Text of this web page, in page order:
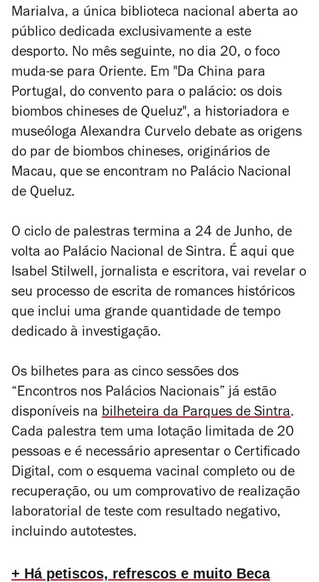
Marialva, a única biblioteca nacional aberta ao
público dedicada exclusivamente a este
desporto. No mês seguinte, no dia 20, o foco
muda-se para Oriente. Em "Da China para
Portugal, do convento para o palácio: os dois
biombos chineses de Queluz", a historiadora e
museóloga Alexandra Curvelo debate as origens
do par de biombos chineses, originários de
Macau, que se encontram no Palácio Nacional
de Queluz.
O ciclo de palestras termina a 24 de Junho, de
volta ao Palácio Nacional de Sintra. É aqui que
Isabel Stilwell, jornalista e escritora, vai revelar o
seu processo de escrita de romances históricos
que inclui uma grande quantidade de tempo
dedicado à investigação.
Os bilhetes para as cinco sessões dos
“Encontros nos Palácios Nacionais” já estão
disponíveis na bilheteira da Parques de Sintra.
Cada palestra tem uma lotação limitada de 20
pessoas e é necessário apresentar o Certificado
Digital, com o esquema vacinal completo ou de
recuperação, ou um comprovativo de realização
laboratorial de teste com resultado negativo,
incluindo autotestes.
+ Há petiscos, refrescos e muito Beca